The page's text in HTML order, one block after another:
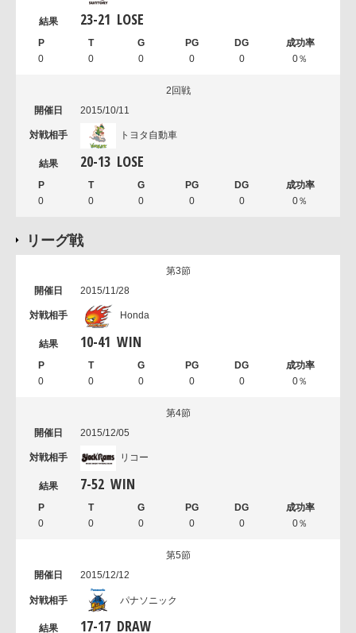
23-21 LOSE
0 0 0 0 0 0％
2回戦
2015/10/11
トヨタ自動車
20-13 LOSE
0 0 0 0 0 0％
リーグ戦
第3節
2015/11/28
Honda
10-41 WIN
0 0 0 0 0 0％
第4節
2015/12/05
リコー
7-52 WIN
0 0 0 0 0 0％
第5節
2015/12/12
パナソニック
17-17 DRAW